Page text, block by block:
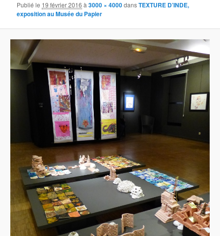
Publié le 19 février 2016 à3000 × 4000dansTEXTURE D’INDE,
exposition au Musée du Papier